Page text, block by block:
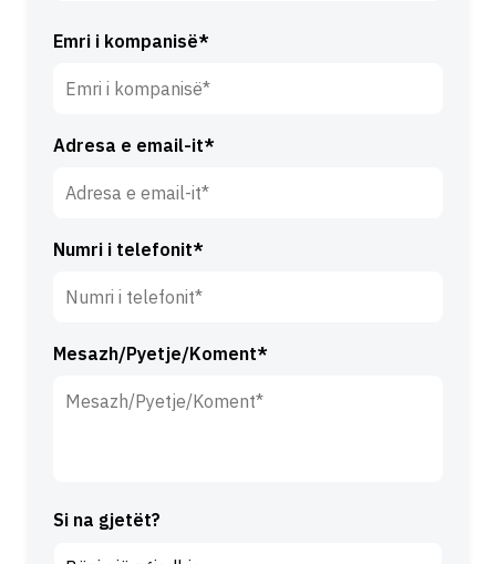
ib
r
Emri i kompanisë*
Adresa e email-it*
Numri i telefonit*
Mesazh/Pyetje/Koment*
Si na gjetët?